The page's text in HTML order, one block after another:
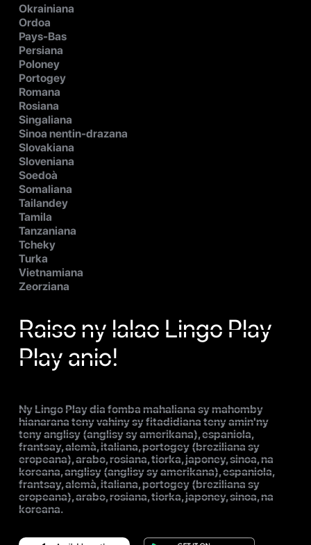
Okrainiana
Ordoa
Pays-Bas
Persiana
Poloney
Portogey
Romana
Rosiana
Singaliana
Sinoa nentin-drazana
Slovakiana
Sloveniana
Soedoà
Somaliana
Tailandey
Tamila
Tanzaniana
Tcheky
Turka
Vietnamiana
Zeorziana
Raiso ny lalao Lingo Play
Play anio!
Ny Lingo Play dia fomba mahaliana sy mahomby
hianarana teny vahiny sy fitadidiana teny amin'ny
teny anglisy (anglisy sy amerikana), espaniola,
frantsay, alemà, italiana, portogey (breziliana sy
eropeana), arabo, rosiana, tiorka, japoney, sinoa, na
koreana, anglisy (anglisy sy amerikana), espaniola,
frantsay, alemà, italiana, portogey (breziliana sy
eropeana), arabo, rosiana, tiorka, japoney, sinoa, na
koreana.